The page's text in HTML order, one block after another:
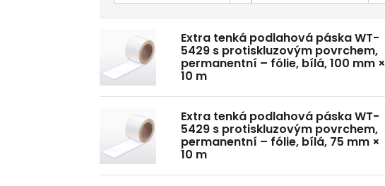
Extra tenká podlahová páska WT-
5429 s protiskluzovým povrchem,
permanentní – fólie, bílá, 100 mm ×
10 m
Extra tenká podlahová páska WT-
5429 s protiskluzovým povrchem,
permanentní – fólie, bílá, 75 mm ×
10 m